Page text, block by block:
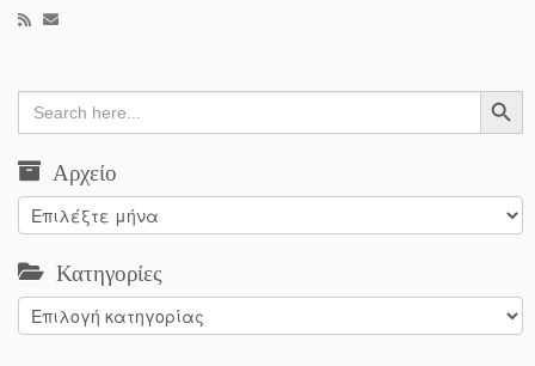
Search
for:
Search Button
Αρχείο
Αρχείο
Κατηγορίες
Κατηγορίες